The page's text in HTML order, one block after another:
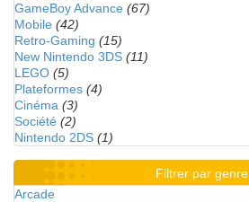
GameBoy Advance (67)
Mobile (42)
Retro-Gaming (15)
New Nintendo 3DS (11)
LEGO (5)
Plateformes (4)
Cinéma (3)
Société (2)
Nintendo 2DS (1)
Filtrer par genre
Arcade